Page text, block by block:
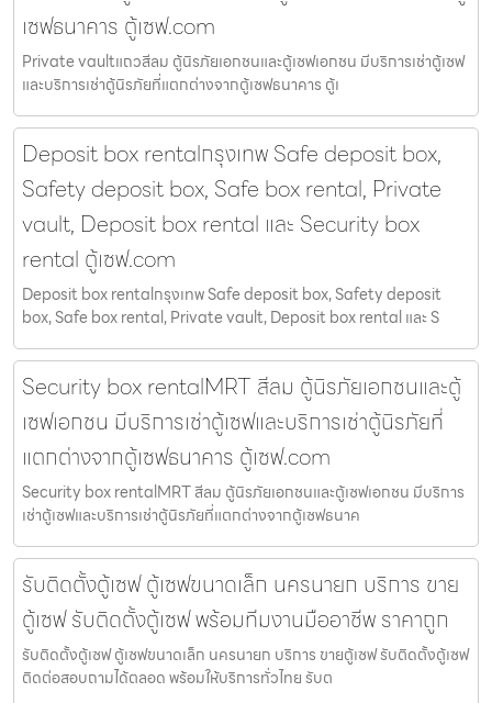
เซฟธนาคาร ตู้เซฟ.com
Private vaultแถวสีลม ตู้นิรภัยเอกชนและตู้เซฟเอกชน มีบริการเช่าตู้เซฟ
และบริการเช่าตู้นิรภัยที่แตกต่างจากตู้เซฟธนาคาร ตู้เ
Deposit box rentalกรุงเทพ Safe deposit box,
Safety deposit box, Safe box rental, Private
vault, Deposit box rental และ Security box
rental ตู้เซฟ.com
Deposit box rentalกรุงเทพ Safe deposit box, Safety deposit
box, Safe box rental, Private vault, Deposit box rental และ S
Security box rentalMRT สีลม ตู้นิรภัยเอกชนและตู้
เซฟเอกชน มีบริการเช่าตู้เซฟและบริการเช่าตู้นิรภัยที่
แตกต่างจากตู้เซฟธนาคาร ตู้เซฟ.com
Security box rentalMRT สีลม ตู้นิรภัยเอกชนและตู้เซฟเอกชน มีบริการ
เช่าตู้เซฟและบริการเช่าตู้นิรภัยที่แตกต่างจากตู้เซฟธนาค
รับติดตั้งตู้เซฟ ตู้เซฟขนาดเล็ก นครนายก บริการ ขาย
ตู้เซฟ รับติดตั้งตู้เซฟ พร้อมทีมงานมืออาชีพ ราคาถูก
รับติดตั้งตู้เซฟ ตู้เซฟขนาดเล็ก นครนายก บริการ ขายตู้เซฟ รับติดตั้งตู้เซฟ
ติดต่อสอบถามได้ตลอด พร้อมให้บริการทั่วไทย รับต